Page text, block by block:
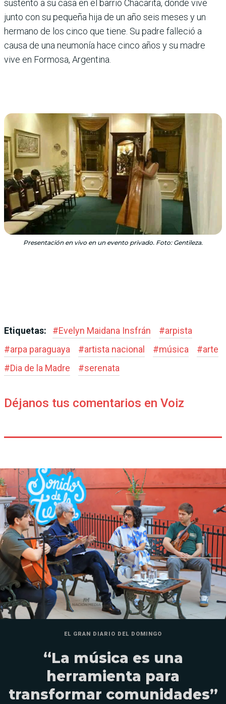
sustento a su casa en el barrio Chacarita, donde vive
junto con su pequeña hija de un año seis meses y un
hermano de los cinco que tiene. Su padre falleció a
causa de una neumonía hace cinco años y su madre
vive en Formosa, Argentina.
Presentación en vivo en un evento privado. Foto: Gentileza.
Etiquetas: #Evelyn Maidana Insfrán #arpista
#arpa paraguaya #artista nacional #música #arte
#Dia de la Madre #serenata
Déjanos tus comentarios en Voiz
EL GRAN DIARIO DEL DOMINGO
“La música es una
herramienta para
transformar comunidades”